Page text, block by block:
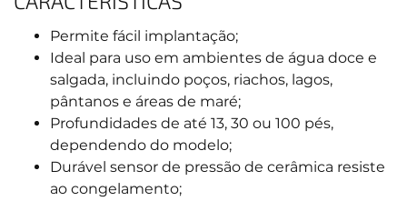
Permite fácil implantação;
Ideal para uso em ambientes de água doce e
salgada, incluindo poços, riachos, lagos,
pântanos e áreas de maré;
Profundidades de até 13, 30 ou 100 pés,
dependendo do modelo;
Durável sensor de pressão de cerâmica resiste
ao congelamento;